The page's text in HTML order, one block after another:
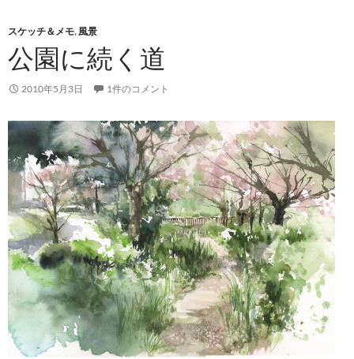
スケッチ＆メモ, 風景
公園に続く道
2010年5月3日 1件のコメント